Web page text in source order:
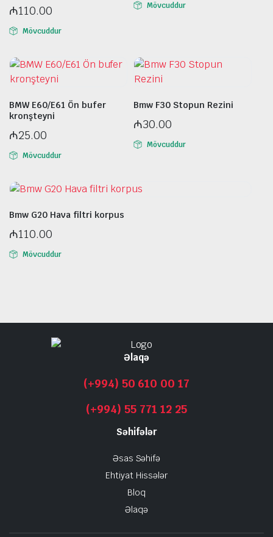
₼110.00
Mövcuddur
Mövcuddur
BMW E60/E61 Ön bufer
kronşteyni
₼25.00
Mövcuddur
Bmw F30 Stopun Rezini
₼30.00
Mövcuddur
Bmw G20 Hava filtri korpus
₼110.00
Mövcuddur
Əlaqə
(+994) 50 610 00 17
(+994) 55 771 12 25
Səhifələr
Əsas Səhifə
Ehtiyat Hissələr
Bloq
Əlaqə